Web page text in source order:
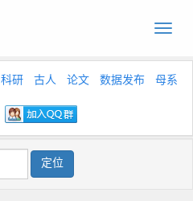
Toggle
科研 古人 论文 数据发布
母系